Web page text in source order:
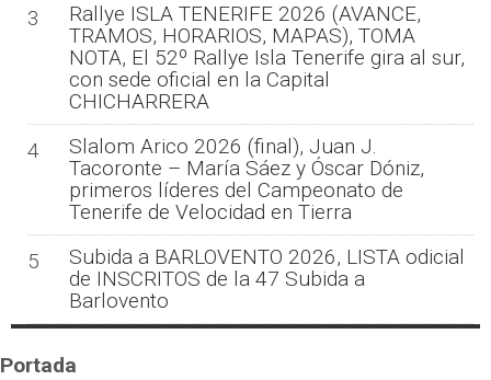
3
Rallye ISLA TENERIFE 2026 (AVANCE,
TRAMOS, HORARIOS, MAPAS), TOMA
NOTA, El 52º Rallye Isla Tenerife gira al sur,
con sede oficial en la Capital
CHICHARRERA
4
Slalom Arico 2026 (final), Juan J.
Tacoronte – María Sáez y Óscar Dóniz,
primeros líderes del Campeonato de
Tenerife de Velocidad en Tierra
5
Subida a BARLOVENTO 2026, LISTA odicial
de INSCRITOS de la 47 Subida a
Barlovento
Portada